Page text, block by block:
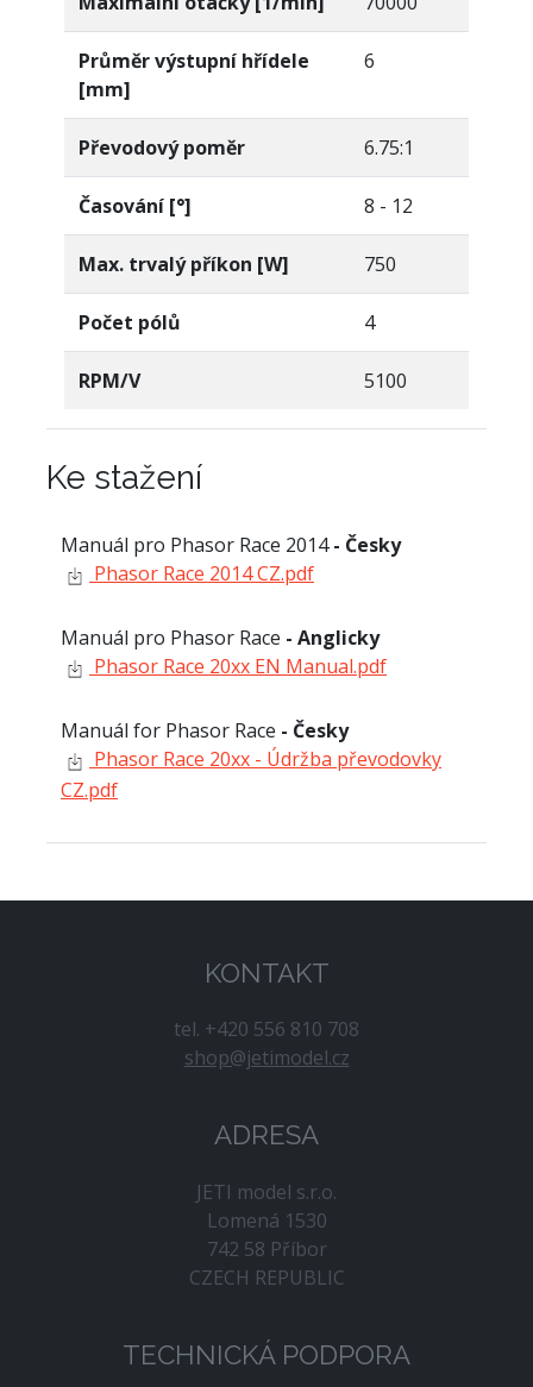
Průměr výstupní hřídele
[mm]
6
Převodový poměr 6.75:1
Časování [°] 8 - 12
Max. trvalý příkon [W] 750
Počet pólů 4
RPM/V 5100
Ke stažení
Manuál pro Phasor Race 2014- Česky
Phasor Race 2014 CZ.pdf
Manuál pro Phasor Race - Anglicky
Phasor Race 20xx EN Manual.pdf
Manuál for Phasor Race - Česky
Phasor Race 20xx - Údržba převodovky
CZ.pdf
KONTAKT
tel. +420 556 810 708
shop@jetimodel.cz
ADRESA
JETI model s.r.o.
Lomená 1530
742 58 Příbor
CZECH REPUBLIC
TECHNICKÁ PODPORA